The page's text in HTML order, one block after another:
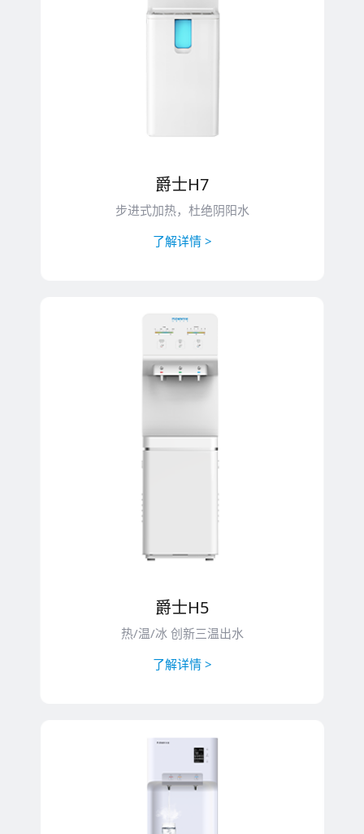
爵士H7
步进式加热，杜绝阴阳水
了解详情 >
爵士H5
热/温/冰 创新三温出水
了解详情 >